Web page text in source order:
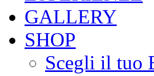
GALLERY
SHOP
Scegli il tuo